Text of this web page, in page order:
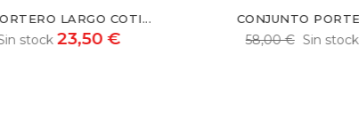
PORTERO SUPRA...
Sin stock 29,00 €
CONJUNTO
58,00 € Sin